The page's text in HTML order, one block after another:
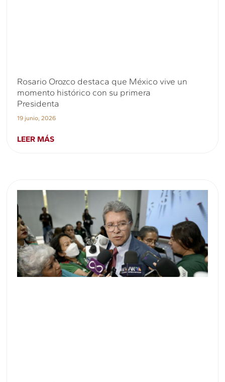
Rosario Orozco destaca que México vive un
momento histórico con su primera
Presidenta
19 junio, 2026
LEER MÁS